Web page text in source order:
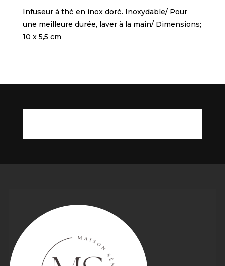
Infuseur à thé en inox doré. Inoxydable/ Pour
une meilleure durée, laver à la main/ Dimensions;
10 x 5,5 cm